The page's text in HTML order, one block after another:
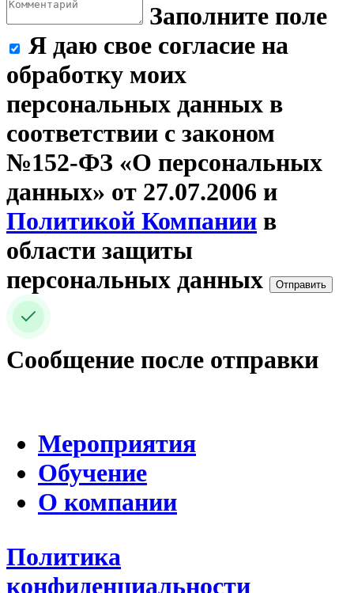
Заполните поле
Я даю свое согласие на
обработку моих
персональных данных в
соответствии с законом
№152-ФЗ «О персональных
данных» от 27.07.2006 и
Политикой Компании в
области защиты
персональных данных
Отправить
Сообщение после отправки
Мероприятия
Обучение
О компании
Политика
конфиденциальности